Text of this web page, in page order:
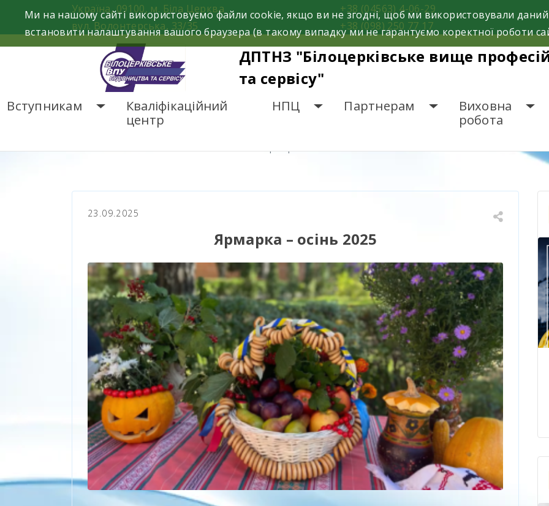
Україна, 09100, м. Біла Церква
вул. Волонтерська, 33/35
+38 (04563) 4-06-29
+38 (098) 250 77 17
ДПТНЗ "Білоцерківське вище
та сервісу"
Вступникам
Кваліфікаційний
центр
НПЦ Партнерам
Виховна
робота
23.09.2025
Ярмарка – осінь 2025
Ми на нашому сайті використовуємо файли cookie, якщо ви не згодні, щоб ми використовували
встановити налаштування вашого браузера (в такому випадку ми не гарантуємо коректної роботи